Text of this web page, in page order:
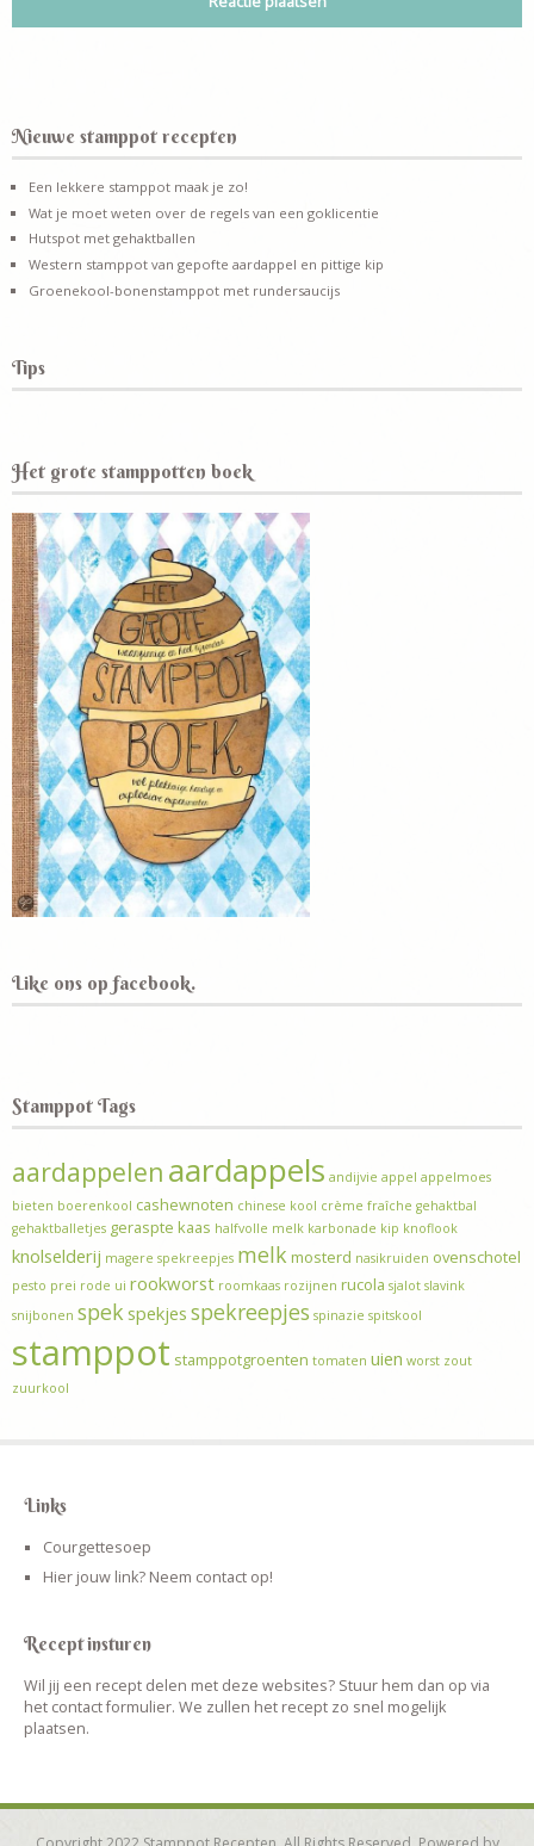
Nieuwe stamppot recepten
Een lekkere stamppot maak je zo!
Wat je moet weten over de regels van een goklicentie
Hutspot met gehaktballen
Western stamppot van gepofte aardappel en pittige kip
Groenekool-bonenstamppot met rundersaucijs
Tips
Het grote stamppotten boek
Like ons op facebook.
Stamppot Tags
aardappelen aardappels andijvie appel appelmoes
bieten boerenkool cashewnoten chinese kool crème fraîche gehaktbal
gehaktballetjes geraspte kaas halfvolle melk karbonade kip knoflook
knolselderij magere spekreepjes melk mosterd nasikruiden ovenschotel
pesto prei rode ui rookworst roomkaas rozijnen rucola sjalot slavink
snijbonen spek spekjes spekreepjes spinazie spitskool
stamppot stamppotgroenten tomaten uien worst zout
zuurkool
Links
Courgettesoep
Hier jouw link? Neem contact op!
Recept insturen
Wil jij een recept delen met deze websites? Stuur hem dan op via
het contact formulier. We zullen het recept zo snel mogelijk
plaatsen.